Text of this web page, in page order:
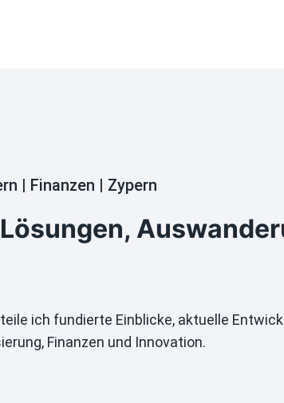
| Finanzen | Zypern
ich fundierte Einblicke, aktuelle
Finanzen und Innovation.